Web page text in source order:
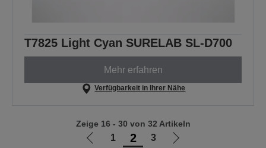
T7825 Light Cyan SURELAB SL-D700
Mehr erfahren
Verfügbarkeit in Ihrer Nähe
Zur
1 2 3
Zur
Zeige 16 - 30 von 32 Artikeln